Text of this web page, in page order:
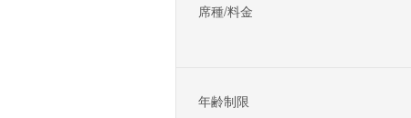
席種/料金
年齢制限